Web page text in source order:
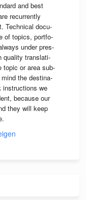
and best
recur­rently
Tech­ni­cal docu­
of topics, port­fo­
under pres­
qua­lity trans­la­ti­
topic or area sub­
the desti­na­
instruc­tions we
because our
they will keep